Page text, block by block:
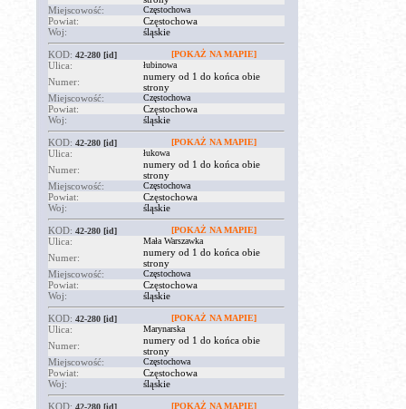
Miejscowość:
Częstochowa
Powiat:
Częstochowa
Woj:
śląskie
KOD: 42-280 [id] [POKAŻ NA MAPIE]
Ulica: łubinowa
Numer:
numery od 1 do końca obie
strony
Miejscowość:
Częstochowa
Powiat:
Częstochowa
Woj:
śląskie
KOD: 42-280 [id] [POKAŻ NA MAPIE]
Ulica: łukowa
Numer:
numery od 1 do końca obie
strony
Miejscowość:
Częstochowa
Powiat:
Częstochowa
Woj:
śląskie
KOD: 42-280 [id] [POKAŻ NA MAPIE]
Ulica: Mała Warszawka
Numer:
numery od 1 do końca obie
strony
Miejscowość:
Częstochowa
Powiat:
Częstochowa
Woj:
śląskie
KOD: 42-280 [id] [POKAŻ NA MAPIE]
Ulica: Marynarska
Numer:
numery od 1 do końca obie
strony
Miejscowość:
Częstochowa
Powiat:
Częstochowa
Woj:
śląskie
KOD: 42-280 [id] [POKAŻ NA MAPIE]